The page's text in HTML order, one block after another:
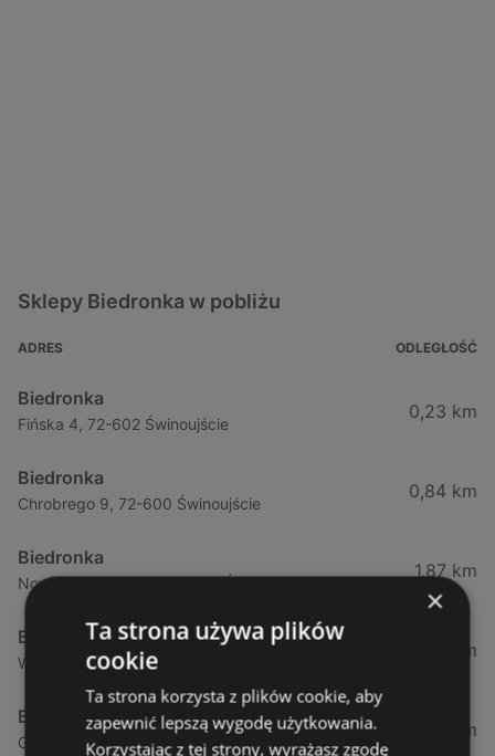
Sklepy Biedronka w pobliżu
ADRES ODLEGŁOŚĆ
Biedronka
Fińska 4, 72-602 Świnoujście
0,23 km
Biedronka
Chrobrego 9, 72-600 Świnoujście
0,84 km
Biedronka
Nowokarsiborska 2, 72-600 Świnoujście
1,87 km
Biedronka
Wojska Polskiego 16a, 72-600 Świnoujście
2,77 km
Biedronka
Gryfa Pomorskiego, 72-500 Międzyzdroje
12,39 km
×
Ta strona używa plików
cookie
Ta strona korzysta z plików cookie, aby
zapewnić lepszą wygodę użytkowania.
Korzystając z tej strony, wyrażasz zgodę